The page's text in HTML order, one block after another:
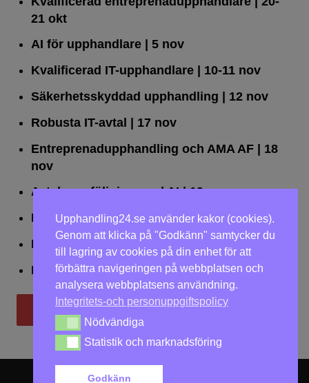
21 okt
AI för upphandlare| 5 nov
Kvalificerad IT-upphandlare| 10-11 nov
Säkerhetsskyddad upphandling | 12 nov
Robusta IT-avtal | 17 nov
Entreprenadupphandling och AMA AF| 18
nov
Avtalsuppföljning med AI| 19 nov
Leda upphandlingar effektivt| 25 nov
Dialogförfaranden | 26 nov
LOU på två dagar| 2-3 dec
Till utbildningar
Upphandling24.se använder kakor (cookies).
Genom att klicka på "Godkänn" samtycker du
till lagring av cookies på din enhet för att
förbättra navigeringen på webbplatsen och
analysera webbplatsens användning.
Integritets-och personuppgiftspolicy
Nödvändiga
Nödvändiga
Statistik och marknadsföring
Statistik och marknadsföring
Godkänn